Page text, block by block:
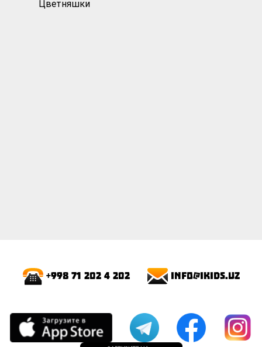
Цветняшки
+998 71 202 4 202 info@ikids.uz